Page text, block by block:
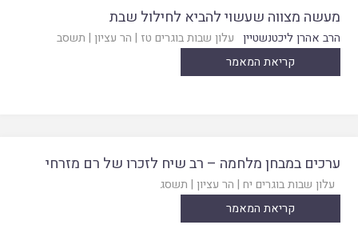
מעשה מצווה שעשוי להביא לחילול שבת
הרב אהרן ליכטנשטיין עלון שבות בוגרים טז | הר עציון | תשסב
קריאת המאמר
ערכים במבחן מלחמה – רב שיח לזכרו של רם מזרחי
עלון שבות בוגרים יח | הר עציון | תשסג
קריאת המאמר